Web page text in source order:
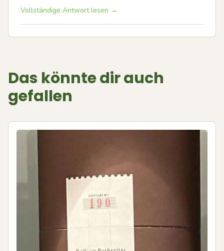
Vollständige Antwort lesen →
Das könnte dir auch
gefallen